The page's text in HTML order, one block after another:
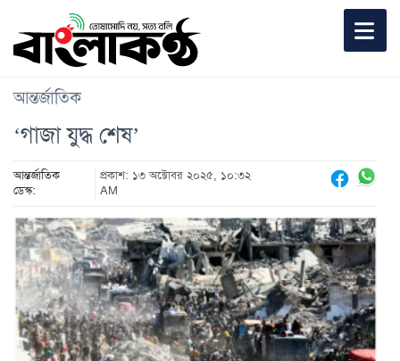
আন্তর্জাতিক
‘গাজা যুদ্ধ শেষ’
আন্তর্জাতিক
ডেস্ক:
প্রকাশ: ১৩ অক্টোবর ২০২৫, ১০:৩২
AM